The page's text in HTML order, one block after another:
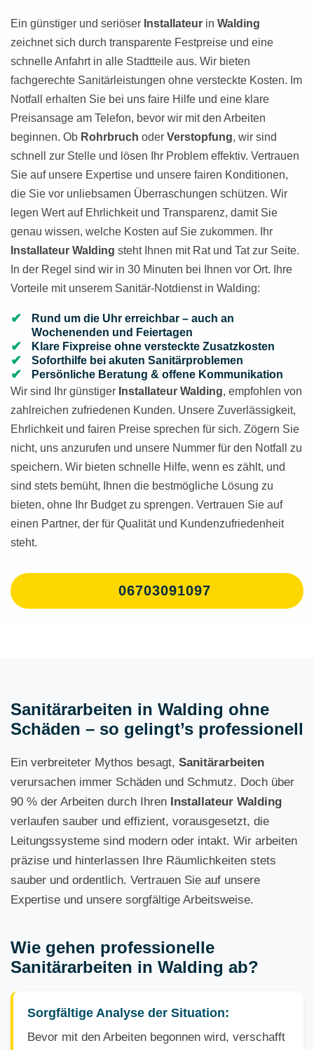
Ein günstiger und seriöser Installateur in Walding
zeichnet sich durch transparente Festpreise und eine
schnelle Anfahrt in alle Stadtteile aus. Wir bieten
fachgerechte Sanitärleistungen ohne versteckte Kosten. Im
Notfall erhalten Sie bei uns faire Hilfe und eine klare
Preisansage am Telefon, bevor wir mit den Arbeiten
beginnen. Ob Rohrbruch oder Verstopfung, wir sind
schnell zur Stelle und lösen Ihr Problem effektiv. Vertrauen
Sie auf unsere Expertise und unsere fairen Konditionen,
die Sie vor unliebsamen Überraschungen schützen. Wir
legen Wert auf Ehrlichkeit und Transparenz, damit Sie
genau wissen, welche Kosten auf Sie zukommen. Ihr
Installateur Walding steht Ihnen mit Rat und Tat zur Seite.
In der Regel sind wir in 30 Minuten bei Ihnen vor Ort. Ihre
Vorteile mit unserem Sanitär-Notdienst in Walding:
Rund um die Uhr erreichbar – auch an
Wochenenden und Feiertagen
Klare Fixpreise ohne versteckte Zusatzkosten
Soforthilfe bei akuten Sanitärproblemen
Persönliche Beratung & offene Kommunikation
Wir sind Ihr günstiger Installateur Walding, empfohlen von
zahlreichen zufriedenen Kunden. Unsere Zuverlässigkeit,
Ehrlichkeit und fairen Preise sprechen für sich. Zögern Sie
nicht, uns anzurufen und unsere Nummer für den Notfall zu
speichern. Wir bieten schnelle Hilfe, wenn es zählt, und
sind stets bemüht, Ihnen die bestmögliche Lösung zu
bieten, ohne Ihr Budget zu sprengen. Vertrauen Sie auf
einen Partner, der für Qualität und Kundenzufriedenheit
steht.
06703091097
Sanitärarbeiten in Walding ohne
Schäden – so gelingt’s professionell
Ein verbreiteter Mythos besagt, Sanitärarbeiten
verursachen immer Schäden und Schmutz. Doch über
90 % der Arbeiten durch Ihren Installateur Walding
verlaufen sauber und effizient, vorausgesetzt, die
Leitungssysteme sind modern oder intakt. Wir arbeiten
präzise und hinterlassen Ihre Räumlichkeiten stets
sauber und ordentlich. Vertrauen Sie auf unsere
Expertise und unsere sorgfältige Arbeitsweise.
Wie gehen professionelle
Sanitärarbeiten in Walding ab?
Sorgfältige Analyse der Situation:
Bevor mit den Arbeiten begonnen wird, verschafft